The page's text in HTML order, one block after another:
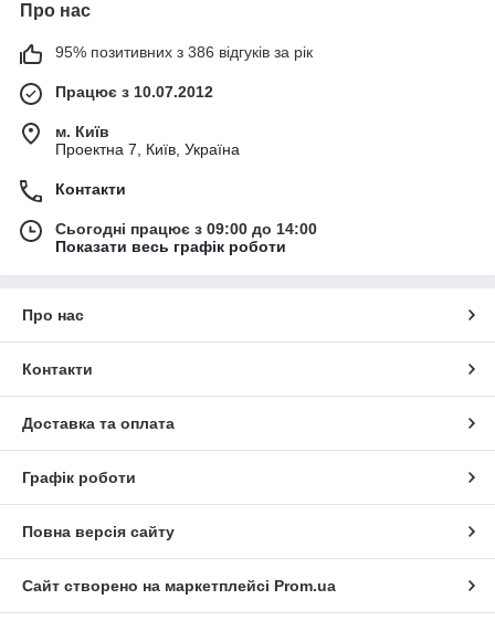
Про нас
95% позитивних з 386 відгуків за рік
Працює з 10.07.2012
м. Київ
Проектна 7, Київ, Україна
Контакти
Сьогодні працює з 09:00 до 14:00
Показати весь графік роботи
Про нас
Контакти
Доставка та оплата
Графік роботи
Повна версія сайту
Сайт створено на маркетплейсі Prom.ua